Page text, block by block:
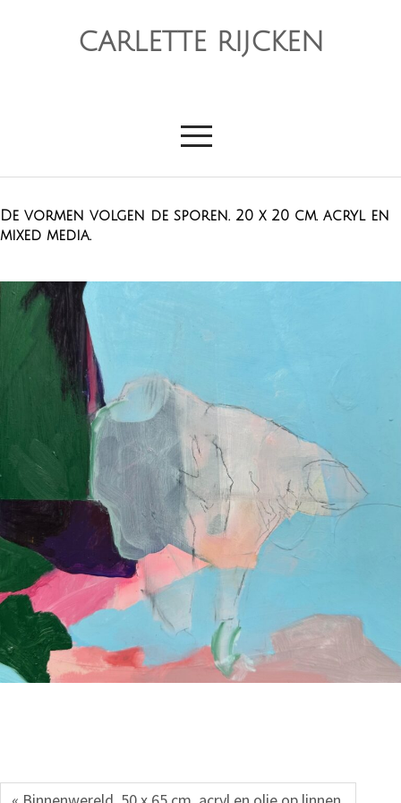
CARLETTE RIJCKEN
De vormen volgen de sporen. 20 x 20 cm. acryl en
mixed media.